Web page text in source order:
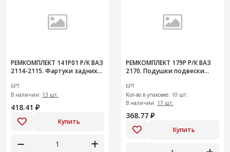
РЕМКОМПЛЕКТ 141Р01 Р/К ВАЗ
2114-2115. Фартуки задних
колес без креплений
БРТ
В наличии: 13 шт.
418.41 ₽
Купить
РЕМКОМПЛЕКТ 179Р Р/К ВАЗ
2170. Подушки подвески
БРТ
Кол-во в упаковке: 10 шт.
В наличии: 17 шт.
368.77 ₽
Купить